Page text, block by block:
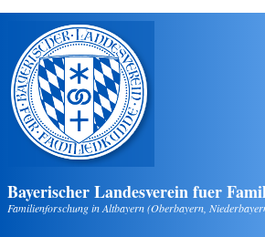
Direkt zum Inhalt
Bayerischer Landesverein fuer
Familienforschung in Altbayern (Oberbayern,